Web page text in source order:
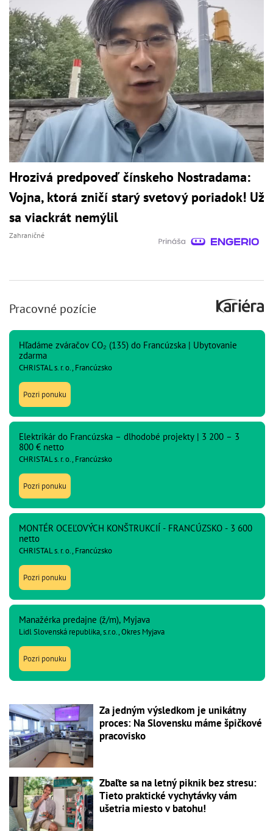
Hrozivá predpoveď čínskeho Nostradama:
Vojna, ktorá zničí starý svetový poriadok! Už
sa viackrát nemýlil
Zahraničné
Pracovné pozície
Hľadáme zváračov CO₂ (135) do Francúzska | Ubytovanie
zdarma
CHRISTAL s. r. o., Francúzsko
Pozri ponuku
Elektrikár do Francúzska – dlhodobé projekty | 3 200 – 3
800 € netto
CHRISTAL s. r. o., Francúzsko
Pozri ponuku
MONTÉR OCEĽOVÝCH KONŠTRUKCIÍ - FRANCÚZSKO - 3 600
netto
CHRISTAL s. r. o., Francúzsko
Pozri ponuku
Manažérka predajne (ž/m), Myjava
Lidl Slovenská republika, s.r.o., Okres Myjava
Pozri ponuku
Za jedným výsledkom je unikátny
proces: Na Slovensku máme špičkové
pracovisko
Zbaľte sa na letný piknik bez stresu:
Tieto praktické vychytávky vám
ušetria miesto v batohu!